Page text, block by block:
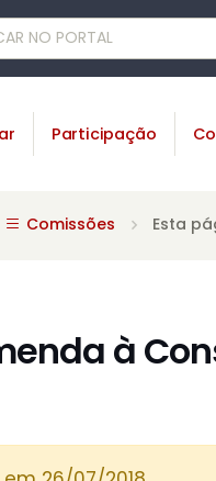
Participação
Comissões Esta
à